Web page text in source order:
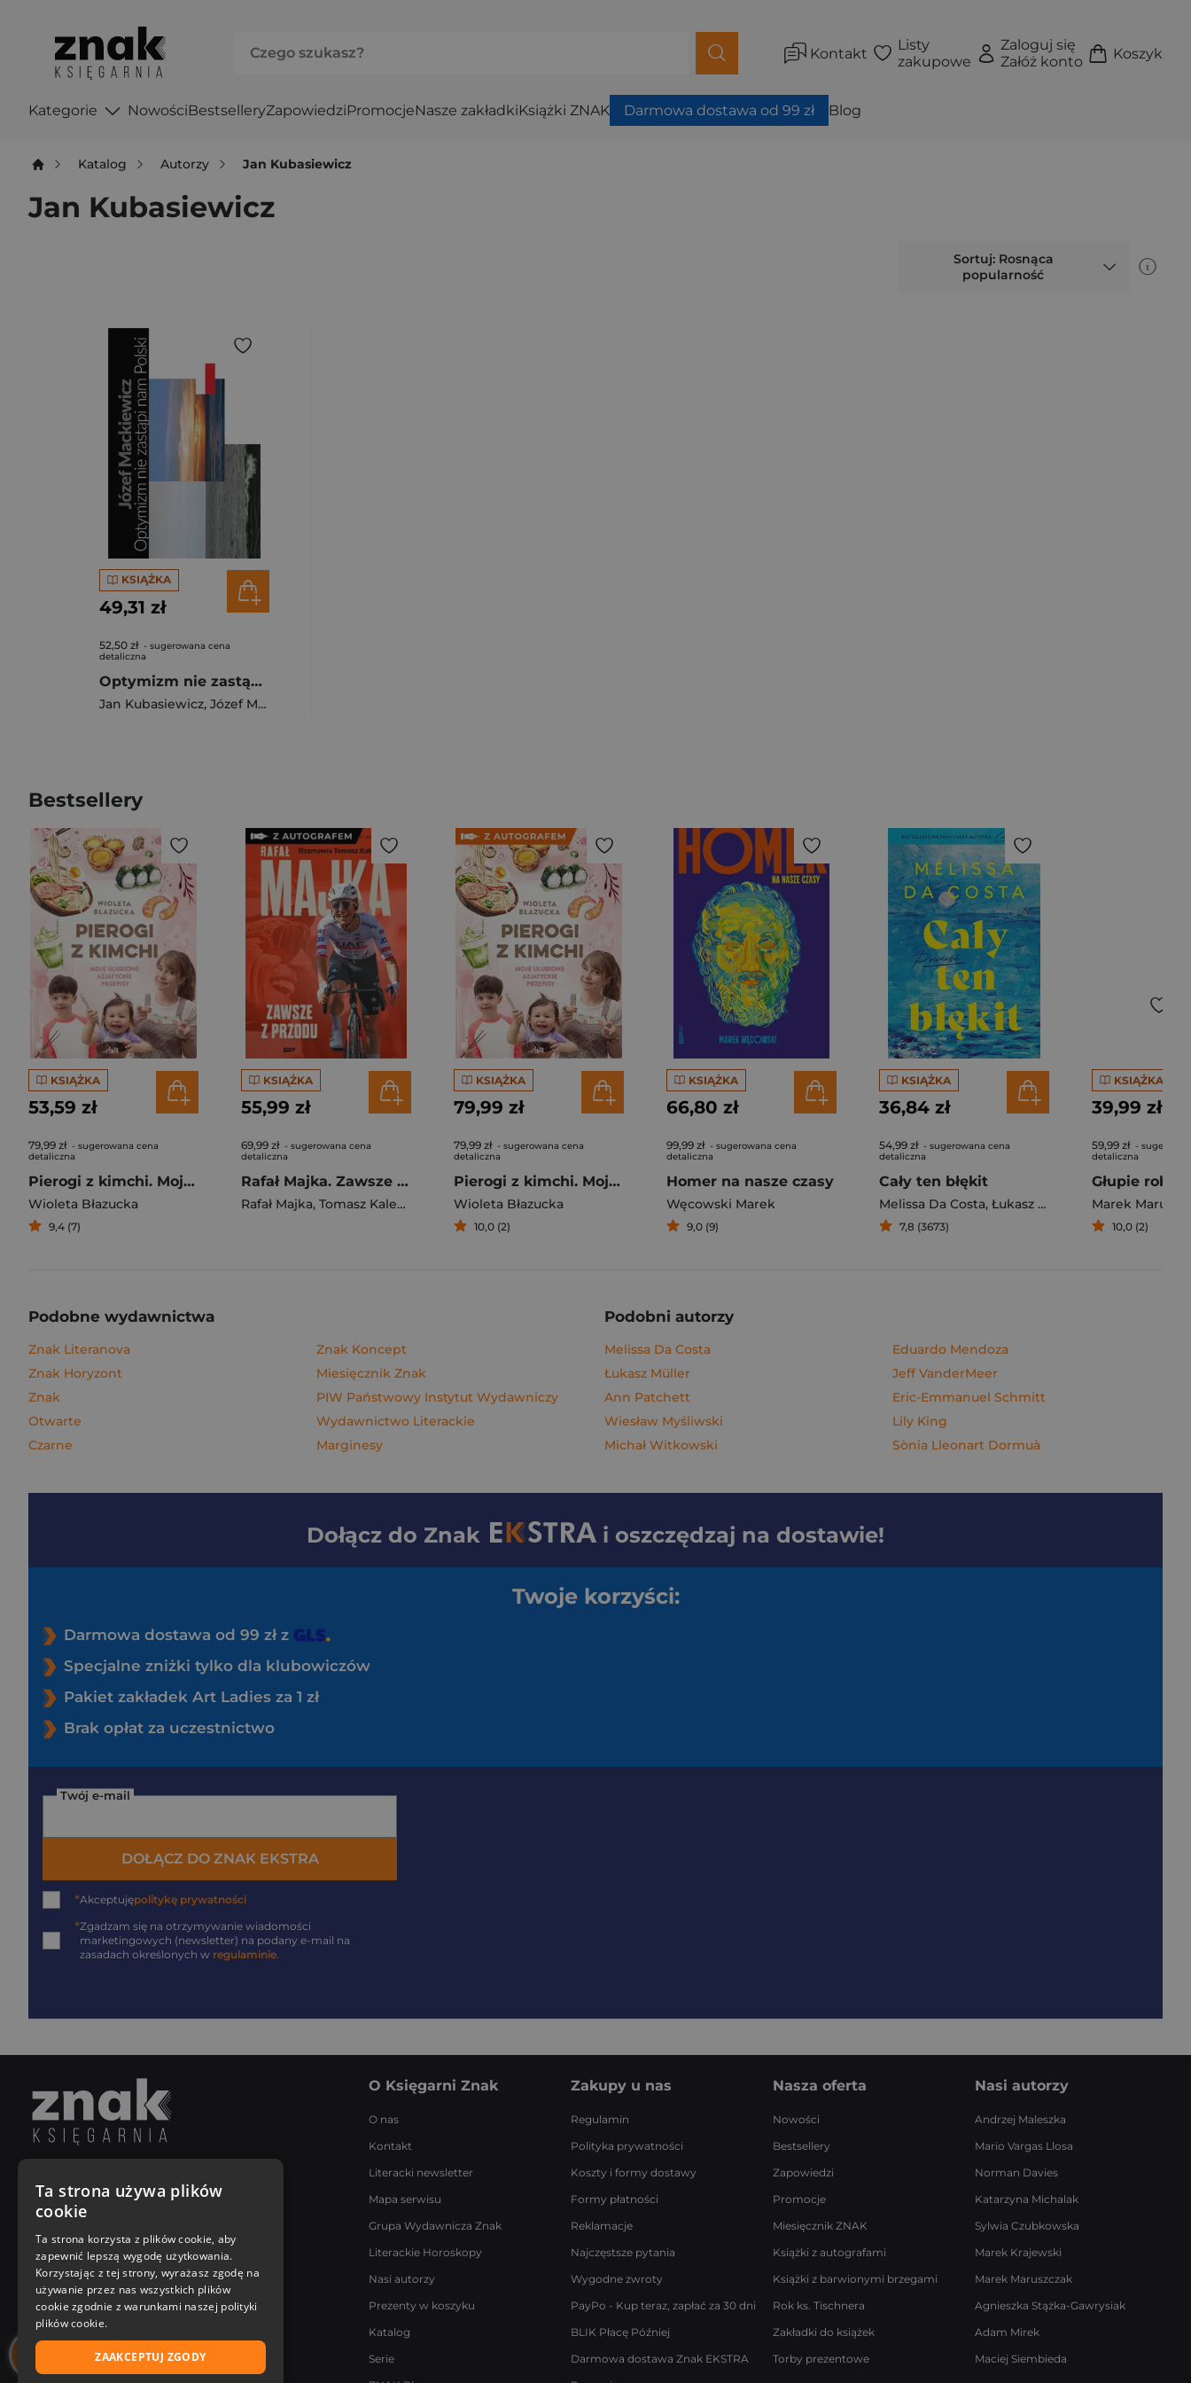
Kontakt
Listy
zakupowe
Zaloguj się
Załóż konto
Koszyk
Kategorie NowościBestselleryZapowiedziPromocjeNasze zakładkiKsiążki ZNAK Darmowa dostawa od 99 zł Blog
Katalog Autorzy Jan Kubasiewicz
Jan Kubasiewicz
Sortuj: Rosnąca
popularność
KSIĄŻKA
49,31 zł
52,50 zł - sugerowana cena
detaliczna
Optymizm nie zastąpi nam Polski TW
Jan Kubasiewicz, Józef Mackiewicz
Bestsellery
KSIĄŻKA
53,59 zł
79,99 zł - sugerowana cena
detaliczna
Pierogi z kimchi. Moje ulubione azjatyckie przepisy
Wioleta Błazucka
9,4 (7)
KSIĄŻKA
55,99 zł
69,99 zł - sugerowana cena
detaliczna
Rafał Majka. Zawsze z przodu. Rozmawia Tomasz Kalemba - książka z autografem
Rafał Majka, Tomasz Kalemba
KSIĄŻKA
79,99 zł
79,99 zł - sugerowana cena
detaliczna
Pierogi z kimchi. Moje ulubione azjatyckie przepisy - książka z autografem
Wioleta Błazucka
10,0 (2)
KSIĄŻKA
66,80 zł
99,99 zł - sugerowana cena
detaliczna
Homer na nasze czasy
Węcowski Marek
9,0 (9)
KSIĄŻKA
36,84 zł
54,99 zł - sugerowana cena
detaliczna
Cały ten błękit
Melissa Da Costa, Łukasz Müller
7,8 (3673)
KSIĄŻKA
39,99 zł
59,99 zł -
detaliczna
Marek
10,0 (2)
Podobne wydawnictwa
Znak Literanova
Znak Horyzont
Znak
Otwarte
Czarne
Znak Koncept
Miesięcznik Znak
PIW Państwowy Instytut Wydawniczy
Wydawnictwo Literackie
Marginesy
Podobni autorzy
Melissa Da Costa
Łukasz Müller
Ann Patchett
Wiesław Myśliwski
Michał Witkowski
Eduardo Mendoza
Jeff VanderMeer
Eric-Emmanuel Schmitt
Lily King
Sònia Lleonart Dormuà
Dołącz do Znak i oszczędzaj na dostawie!
Twoje korzyści:
Darmowa dostawa od 99 zł z
Specjalne zniżki tylko dla klubowiczów
Pakiet zakładek Art Ladies za 1 zł
Brak opłat za uczestnictwo
Twój e-mail
DOŁĄCZ DO ZNAK EKSTRA
*Akceptujępolitykę prywatności
*Zgadzam się na otrzymywanie wiadomości
marketingowych (newsletter) na podany e-mail na
zasadach określonych w regulaminie.
Poniedziałek - Piątek
8:00 - 18:00
[email protected]
Bądź z nami na bieżąco
O Księgarni Znak
O nas
Kontakt
Literacki newsletter
Mapa serwisu
Grupa Wydawnicza Znak
Literackie Horoskopy
Nasi autorzy
Prezenty w koszyku
Katalog
Serie
Zakupy u nas
Regulamin
Polityka prywatności
Koszty i formy dostawy
Formy płatności
Reklamacje
Najczęstsze pytania
Wygodne zwroty
PayPo - Kup teraz, zapłać za 30 dni
BLIK Płacę Później
Darmowa dostawa Znak EKSTRA
Nasza oferta
Nowości
Bestsellery
Zapowiedzi
Promocje
Miesięcznik ZNAK
Książki z autografami
Książki z barwionymi brzegami
Rok ks. Tischnera
Zakładki do książek
Torby prezentowe
Nasi autorzy
Andrzej Maleszka
Mario Vargas Llosa
Norman Davies
Katarzyna Michalak
Sylwia Czubkowska
Marek Krajewski
Marek Maruszczak
Agnieszka Stążka-Gawrysiak
Adam Mirek
Maciej Siembieda
Ta strona używa plików
cookie
Ta strona korzysta z plików cookie, aby
zapewnić lepszą wygodę użytkowania.
Korzystając z tej strony, wyrażasz zgodę na
używanie przez nas wszystkich plików
cookie zgodnie z warunkami naszej polityki
plików cookie.
ZAAKCEPTUJ ZGODY